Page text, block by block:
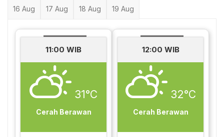
16 Aug 17 Aug 18 Aug 19 Aug
11:00 WIB
31°C
Cerah Berawan
12:00 WIB
32°C
Cerah Berawan